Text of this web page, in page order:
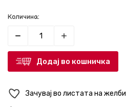
Количина:
Додај во кошничка
Зачувај во листата на желби